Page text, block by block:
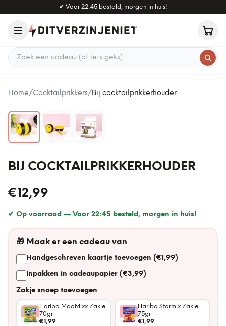
Naar hoofdinhoud
✔ Voor 22:45 besteld, morgen in huis!
Zoek een cadeau
Home/Cocktailprikkers/Bij cocktailprikkerhouder
BIJ COCKTAILPRIKKERHOUDER
€12,99
✔ Op voorraad — Voor 22:45 besteld, morgen in huis!
🎁 Maak er een cadeau van
Handgeschreven kaartje toevoegen (€1,99)
Inpakken in cadeaupapier (€3,99)
Zakje snoep toevoegen
Haribo MaoMixx Zakje
70gr
€1,99
Haribo Starmix Zakje
75gr
€1,99